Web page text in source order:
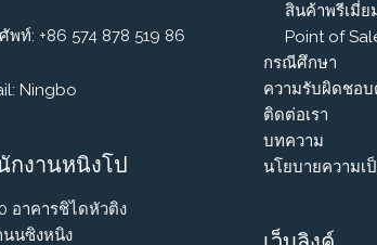
พท์: +86 574 878 519 86
Ningbo
กงานหนิงโป
อาคารชิไดหัวติง
นนซิงหนิง
สินค้าพรีเมี่ย
Point of
กรณีศึกษา
ความรับผิดชอบ
ติดต่อเรา
บทความ
นโยบายความเ